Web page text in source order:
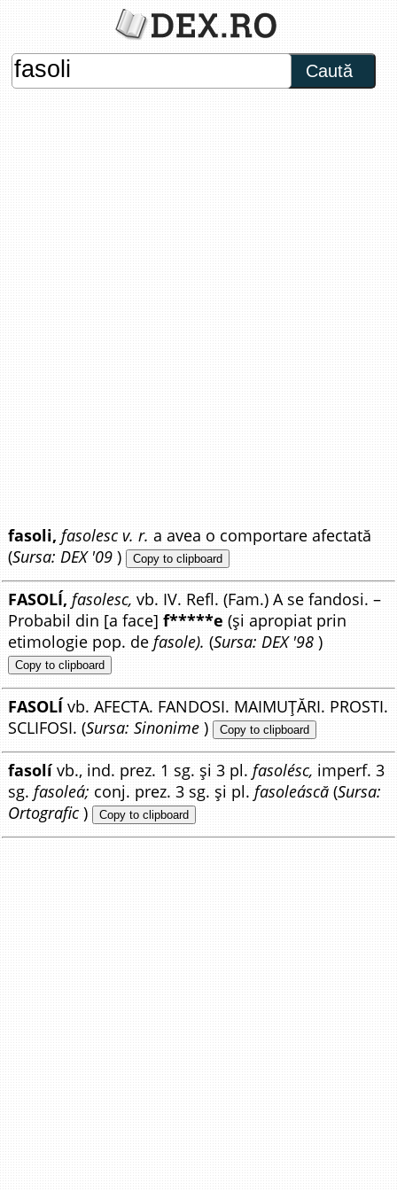
Caută
fasoli, fasolesc v. r. a avea o comportare afectată
(Sursa: DEX '09 ) Copy to clipboard
FASOLÍ, fasolesc, vb. IV. Refl. (Fam.) A se fandosi. –
Probabil din [a face]f*****e (și apropiat prin
etimologie pop. defasole). (Sursa: DEX '98 )
Copy to clipboard
FASOLÍ vb. AFECTA. FANDOSI. MAIMUȚĂRI. PROSTI.
SCLIFOSI. (Sursa: Sinonime ) Copy to clipboard
fasolívb., ind. prez. 1 sg. și 3 pl.fasolésc, imperf. 3
sg.fasoleá; conj. prez. 3 sg. și pl. fasoleáscă (Sursa:
Ortografic ) Copy to clipboard